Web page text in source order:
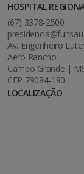
HOSPITAL
(67) 3378-2500
Av. Engenheiro
Aero Rancho
Campo Grande |
CEP 79084-180
LOCALIZAÇÃO